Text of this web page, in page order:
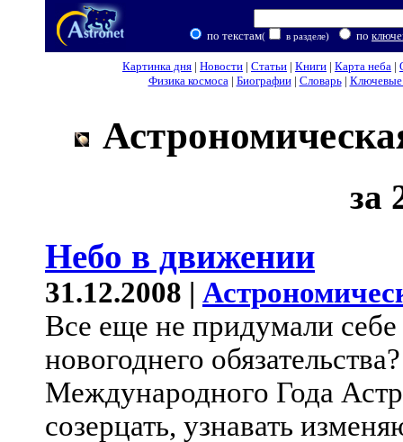
по текстам( в разделе) по
Картинка дня | Новости | Статьи | Книги | Карта неба |
Физика космоса| Биографии| Словарь| Ключевые
за
Небо в движении
31.12.2008 |
Все еще не придумали
новогоднего
Международного Года
созерцать, узнавать